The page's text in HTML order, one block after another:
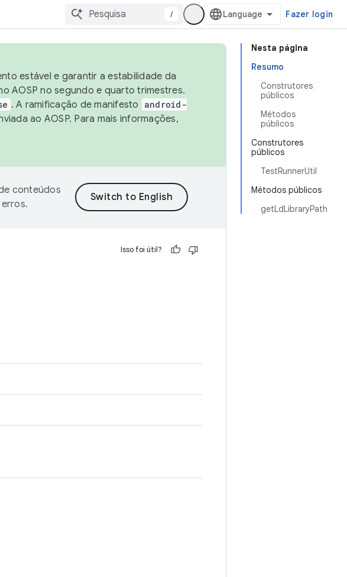
/ Fazer login
Nesta página
Resumo
Construtores
públicos
Métodos
públicos
Construtores
públicos
TestRunnerUtil
Métodos públicos
getLdLibraryPath
estável e garantir a estabilidade da
AOSP no segundo e quarto trimestres.
. A ramificação de manifesto
android-
ao AOSP. Para mais informações,
conteúdos
Isso foi útil?